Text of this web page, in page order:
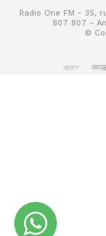
Radio One FM - 35,
807 807 -
©